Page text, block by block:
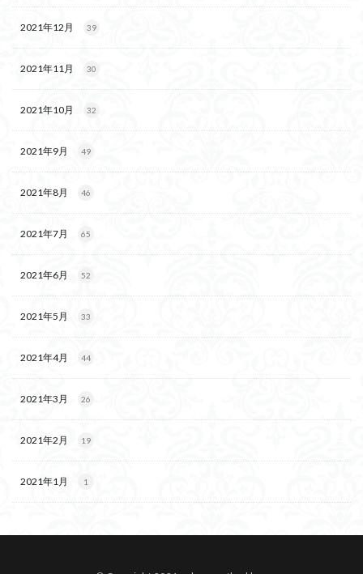
2021年12月 39
2021年11月 30
2021年10月 32
2021年9月 49
2021年8月 46
2021年7月 65
2021年6月 52
2021年5月 33
2021年4月 44
2021年3月 26
2021年2月 19
2021年1月 1